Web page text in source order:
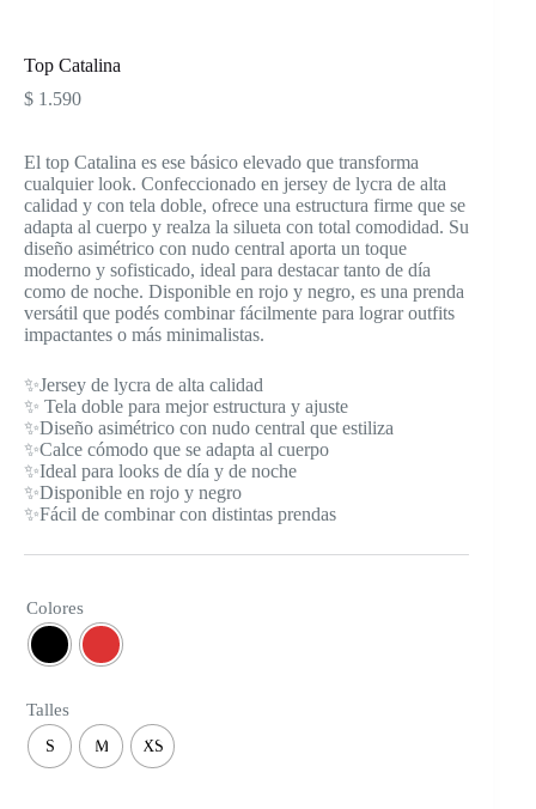
Top Catalina
$ 1.590
El top Catalina es ese básico elevado que transforma
cualquier look. Confeccionado en jersey de lycra de alta
calidad y con tela doble, ofrece una estructura firme que se
adapta al cuerpo y realza la silueta con total comodidad. Su
diseño asimétrico con nudo central aporta un toque
moderno y sofisticado, ideal para destacar tanto de día
como de noche. Disponible en rojo y negro, es una prenda
versátil que podés combinar fácilmente para lograr outfits
impactantes o más minimalistas.
✨Jersey de lycra de alta calidad
✨ Tela doble para mejor estructura y ajuste
✨Diseño asimétrico con nudo central que estiliza
✨Calce cómodo que se adapta al cuerpo
✨Ideal para looks de día y de noche
✨Disponible en rojo y negro
✨Fácil de combinar con distintas prendas
Colores
Talles
S M XS